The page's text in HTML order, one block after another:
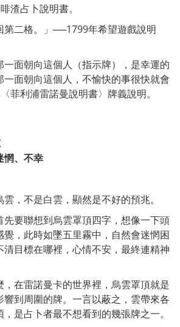
渣占卜說明書。
第二格。」──1799年希望遊戲說明
一面朝向這個人（指示牌），是幸運的
面朝向這個人，不愉快的事很快就會
菲利浦雷諾曼說明書〉牌義說明。
惘、不幸
，不是白雲，顯然是不好的預兆。
先要聯想到烏雲罩頂四字，想像一下頭
，此時如墜五里霧中，自然會迷惘困
目標在哪裡，心情不安，最終連精神
，在雷諾曼卡的世界裡，烏雲罩頂就是
到周圍的牌。一言以蔽之，雲帶來各
是占卜者最不想看到的幾張牌之一。